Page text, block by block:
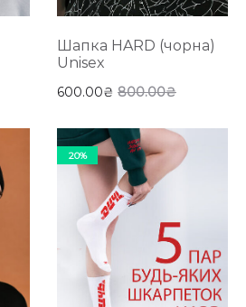
Шапка HARD (чорна)
Unisex
800.00₴
600.00₴
20%